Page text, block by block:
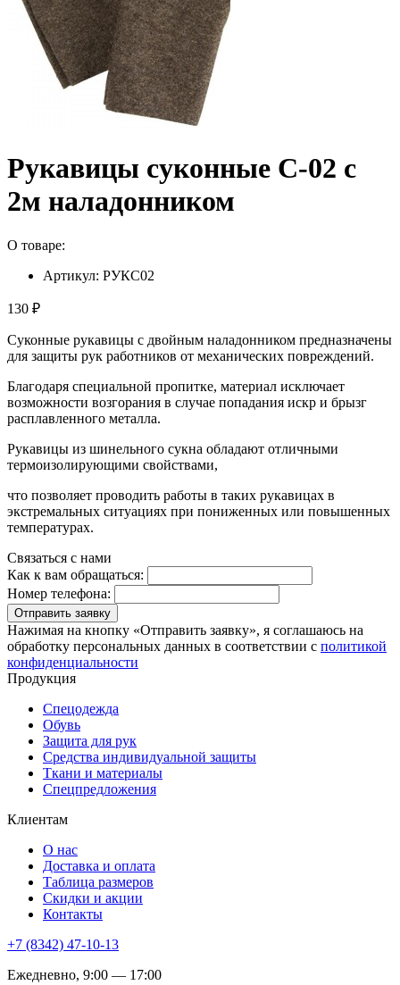
Рукавицы суконные С-02 с
2м наладонником
О товаре:
Артикул: РУКС02
130 ₽
Суконные рукавицы с двойным наладонником предназначены
для защиты рук работников от механических повреждений.
Благодаря специальной пропитке, материал исключает
возможности возгорания в случае попадания искр и брызг
расплавленного металла.
Рукавицы из шинельного сукна обладают отличными
термоизолирующими свойствами,
что позволяет проводить работы в таких рукавицах в
экстремальных ситуациях при пониженных или повышенных
температурах.
Связаться с нами
Как к вам обращаться:
Номер телефона:
Отправить заявку
Нажимая на кнопку «Отправить заявку», я соглашаюсь на
обработку персональных данных в соответствии с политикой
конфиденциальности
Продукция
Спецодежда
Обувь
Защита для рук
Средства индивидуальной защиты
Ткани и материалы
Спецпредложения
Клиентам
О нас
Доставка и оплата
Таблица размеров
Скидки и акции
Контакты
+7 (8342) 47-10-13
Ежедневно, 9:00 — 17:00